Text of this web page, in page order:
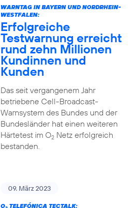
WARNTAG IN BAYERN UND NORDRHEIN-
WESTFALEN:
Erfolgreiche
Testwarnung erreicht
rund zehn Millionen
Kundinnen und
Kunden
Das seit vergangenem Jahr
betriebene Cell-Broadcast-
Warnsystem des Bundes und der
Bundesländer hat einen weiteren
Härtetest im O2Netz erfolgreich
bestanden.
09. März 2023
O TELEFÓNICA TECTALK: